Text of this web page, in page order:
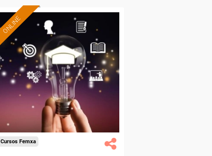
ONLINE
Formación 100%
subvencionada.
Para desempleados,
trabajadores y autónomos.
Sector
-Educación.
Cursos Femxa